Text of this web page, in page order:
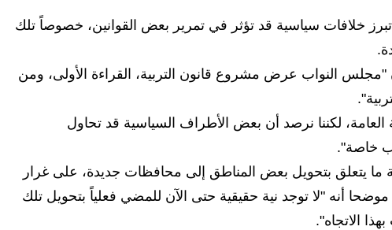
تبرز خلافات سياسية قد تؤثر في تمرير بعض القوانين، خصوصاً تلك
أن "مجلس النواب عرض مشروع قانون التربية، القراءة الأولى، ومن
لكننا نرصد أن بعض الأطراف السياسية قد تحاول
خاصة".
ما يتعلق بتحويل بعض المناطق إلى محافظات جديدة، على غرار
أنه "لا توجد نية حقيقية حتى الآن للمضي فعلياً بتحويل تلك
الاتجاه".